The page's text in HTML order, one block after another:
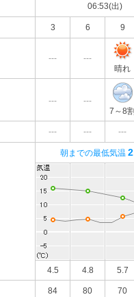
06:53(出)
3 6 9
---
---
晴れ
---
---
7～8
--- --- ---
朝までの最低気温
4.5 4.8 5.7
84 80 70